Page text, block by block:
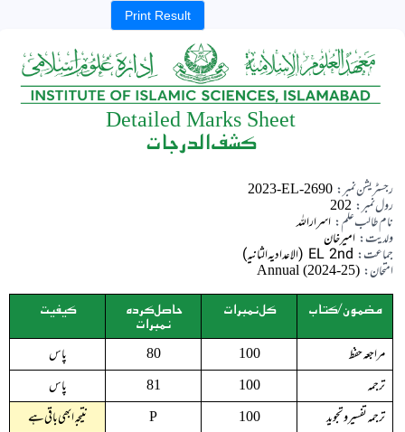
Print Result
Detailed Marks Sheet
کشف الدرجات
رجسٹریشن نمبر: 2023-EL-2690
رول نمبر: 202
نام طالب علم: اسرار اللہ
ولدیت: امیرخان
جماعت: EL 2nd (الاعدادیہ الثانیہ)
امتحان: Annual (2024-25)
مضمون/کتاب کل نمبرات حاصل کردہ
نمبرات
کیفیت
مراجعہ حفظ 100
80
پاس
ترجمہ
100
81
پاس
ترجمہ تفسيرو تجويد
100
P
نتیجہ ابھی باقی ہے